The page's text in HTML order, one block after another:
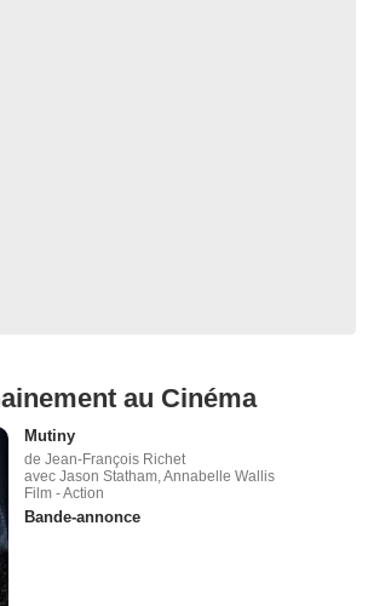
au Cinéma
Mutiny
de Jean-François Richet
avec Jason Statham, Annabelle Wallis
Film - Action
Bande-annonce